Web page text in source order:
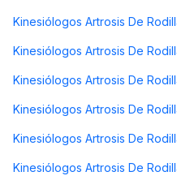
Kinesiólogos Artrosis De
Kinesiólogos Artrosis De
Kinesiólogos Artrosis De
Kinesiólogos Artrosis De
Kinesiólogos Artrosis De
Kinesiólogos Artrosis De